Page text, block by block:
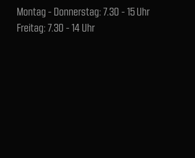
Montag - Donnerstag: 7.30 - 15 Uhr
Freitag: 7.30 - 14 Uhr